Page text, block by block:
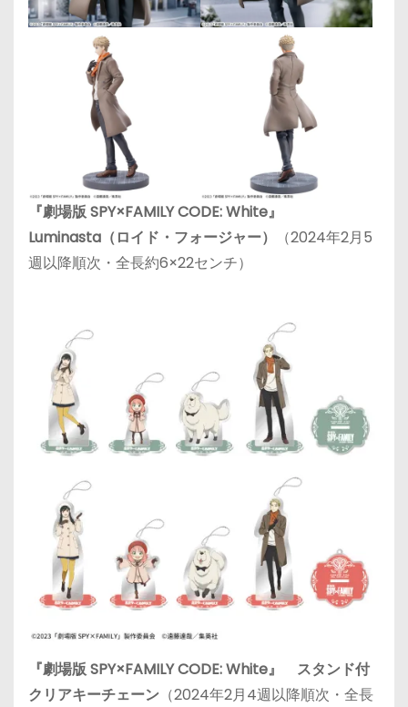
『劇場版 SPY×FAMILY CODE: White』
Luminasta（ロイド・フォージャー）
（2024年2月5
週以降順次・全長約6×22センチ）
『劇場版 SPY×FAMILY CODE: White』 スタンド付
クリアキーチェーン （2024年2月4週以降順次・全長